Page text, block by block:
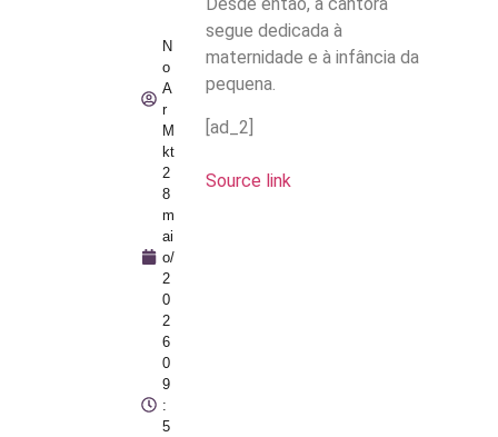
N
o
A
r
M
kt
2
8
m
ai
o/
2
0
2
6
0
9
:
5
segue dedicada à
maternidade e à infância da
pequena.
[ad_2]
Source link